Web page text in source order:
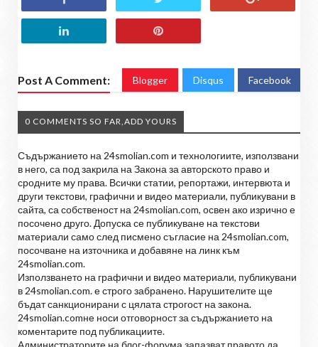
Post A Comment: Blogger Disqus Facebook
0 COMMENTS SO FAR,ADD YOURS
Съдържанието на 24smolian.com и технологиите, използвани
в него, са под закрила на Закона за авторското право и
сродните му права. Всички статии, репортажи, интервюта и
други текстови, графични и видео материали, публикувани в
сайта, са собственост на 24smolian.com, освен ако изрично е
посочено друго. Допуска се публикуване на текстови
материали само след писмено съгласие на 24smolian.com,
посочване на източника и добавяне на линк към
24smolian.com.
Използването на графични и видео материали, публикувани
в 24smolian.com. е строго забранено. Нарушителите ще
бъдат санкционирани с цялата строгост на закона.
24smolian.comне носи отговорност за съдържанието на
коментарите под публикациите.